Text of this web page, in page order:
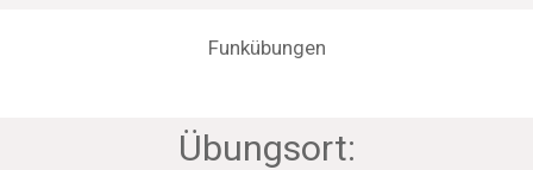
Funkübungen
Übungsort: